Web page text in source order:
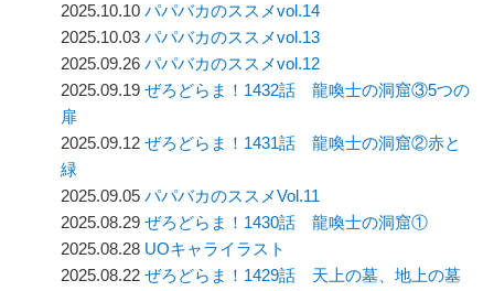
2025.10.10パパバカのススメvol.14
2025.10.03パパバカのススメvol.13
2025.09.26パパバカのススメvol.12
2025.09.19ぜろどらま！1432話 龍喚士の洞窟③5つの
扉
2025.09.12ぜろどらま！1431話 龍喚士の洞窟②赤と
緑
2025.09.05パパバカのススメVol.11
2025.08.29ぜろどらま！1430話 龍喚士の洞窟①
2025.08.28 UOキャライラスト
2025.08.22ぜろどらま！1429話 天上の墓、地上の墓